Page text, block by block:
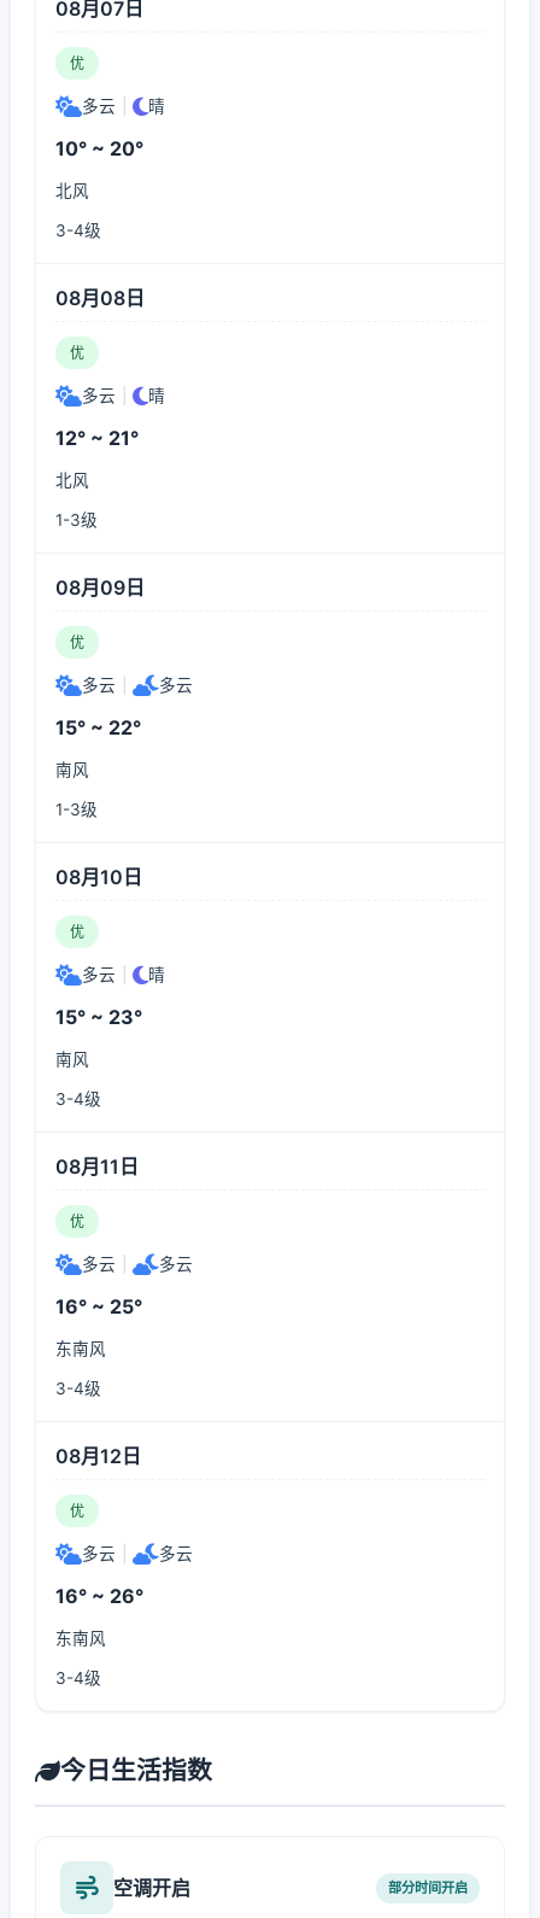
08月07日
优
多云 晴
10° ~ 20°
北风
3-4级
08月08日
优
多云 晴
12° ~ 21°
北风
1-3级
08月09日
优
多云 多云
15° ~ 22°
南风
1-3级
08月10日
优
多云 晴
15° ~ 23°
南风
3-4级
08月11日
优
多云 多云
16° ~ 25°
东南风
3-4级
08月12日
优
多云 多云
16° ~ 26°
东南风
3-4级
今日生活指数
空调开启 部分时间开启